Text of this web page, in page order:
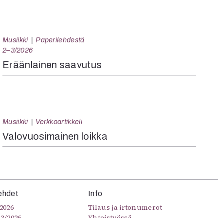
Musiikki
Paperilehdestä
2–3/2026
Eräänlainen saavutus
Musiikki Verkkoartikkeli
Valovuosimainen loikka
Info
Tilaus ja irtonumerot